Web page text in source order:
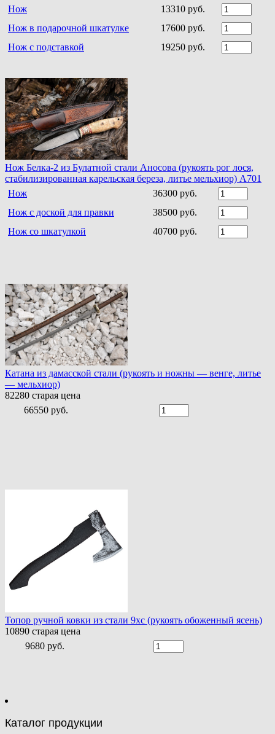
Нож
13310 руб.
Нож в подарочной шкатулке
17600 руб.
Нож с подставкой
19250 руб.
Нож Белка-2 из Булатной стали Аносова (рукоять рог лося,
стабилизированная карельская береза, литье мельхиор) A701
Нож
36300 руб.
Нож с доской для правки
38500 руб.
Нож со шкатулкой
40700 руб.
Катана из дамасской стали (рукоять и ножны — венге, литье
— мельхиор)
82280 старая цена
66550 руб.
Топор ручной ковки из стали 9хс (рукоять обоженный ясень)
10890 старая цена
9680 руб.
Каталог продукции